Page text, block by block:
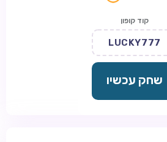
קוד קופון
LUCKY777
שחק עכשיו